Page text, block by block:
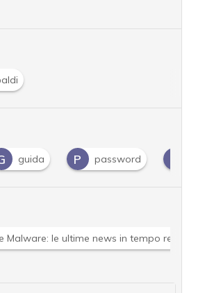
P password S
Malware: le ultime news in tempo reale e